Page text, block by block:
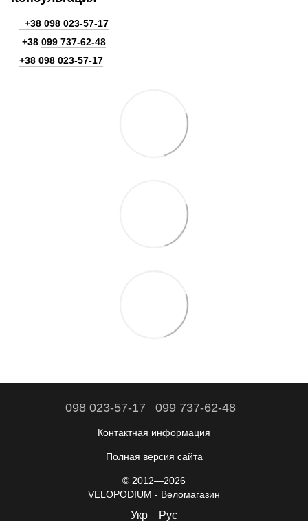
+38 098 023-57-17
+38 099 737-62-48
+38 098 023-57-17
098 023-57-17 099 737-62-48
Контактная информация
Полная версия сайта
© 2012—2026
VELOPODIUM - Веломагазин
Укр Рус